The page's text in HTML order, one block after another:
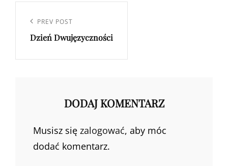
wpisu
Previous
Post
PREV POST
Dzień Dwujęzyczności
DODAJ KOMENTARZ
Musisz się zalogować, aby móc
dodać komentarz.